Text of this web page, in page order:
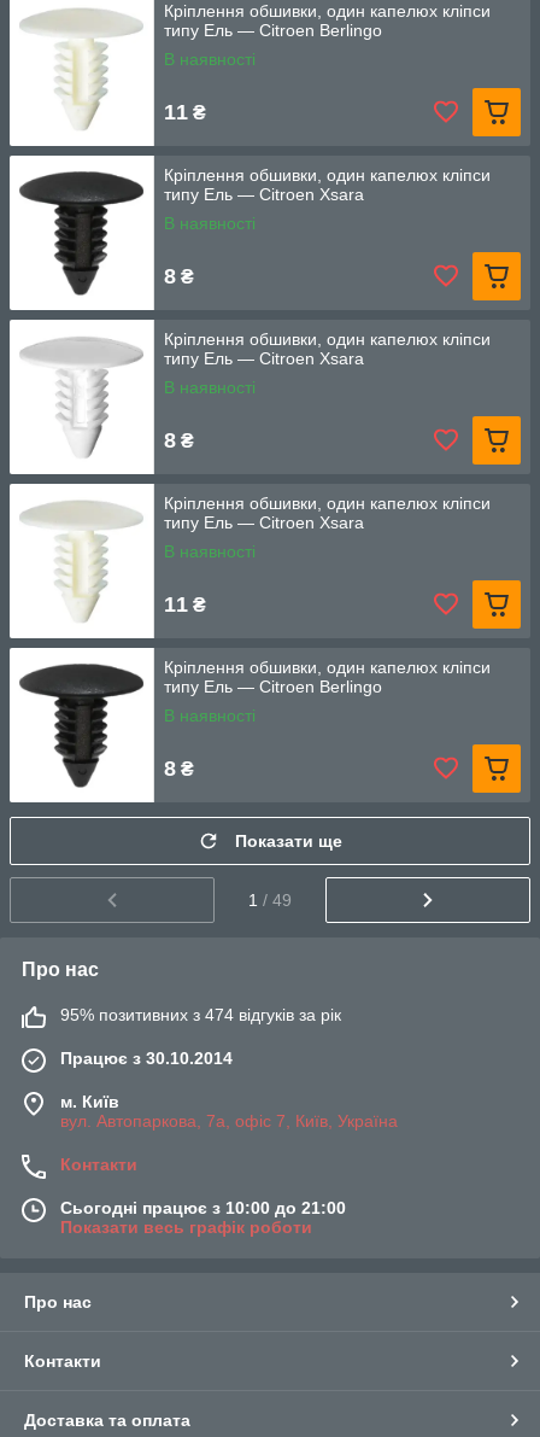
Кріплення обшивки, один капелюх кліпси
типу Ель — Citroen Berlingo
В наявності
11 ₴
Кріплення обшивки, один капелюх кліпси
типу Ель — Citroen Xsara
В наявності
8 ₴
Кріплення обшивки, один капелюх кліпси
типу Ель — Citroen Xsara
В наявності
8 ₴
Кріплення обшивки, один капелюх кліпси
типу Ель — Citroen Xsara
В наявності
11 ₴
Кріплення обшивки, один капелюх кліпси
типу Ель — Citroen Berlingo
В наявності
8 ₴
Показати ще
1 / 49
Про нас
95% позитивних з 474 відгуків за рік
Працює з 30.10.2014
м. Київ
вул. Автопаркова, 7а, офіс 7, Київ, Україна
Контакти
Сьогодні працює з 10:00 до 21:00
Показати весь графік роботи
Про нас
Контакти
Доставка та оплата